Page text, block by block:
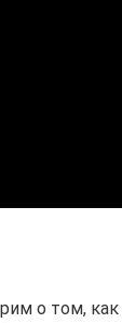
о том, как